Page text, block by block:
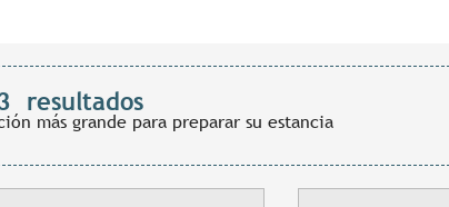
resultados
más grande para preparar su estancia